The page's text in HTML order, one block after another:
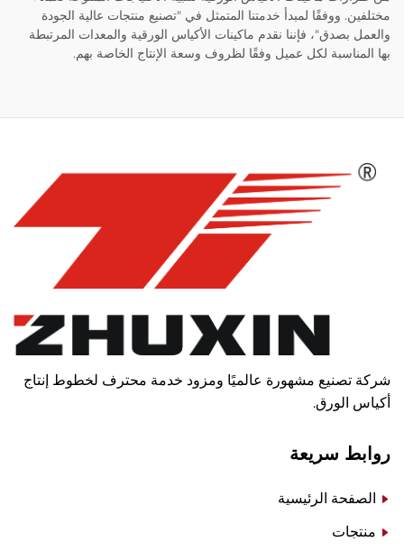
مختلفين. ووفقًا لمبدأ خدمتنا المتمثل في "تصنيع منتجات عالية الجودة
والعمل بصدق"، فإننا نقدم ماكينات الأكياس الورقية والمعدات المرتبطة
بها المناسبة لكل عميل وفقًا لظروف وسعة الإنتاج الخاصة بهم.
شركة تصنيع مشهورة عالميًا ومزود خدمة محترف لخطوط إنتاج
أكياس الورق.
روابط سريعة
الصفحة الرئيسية
منتجات